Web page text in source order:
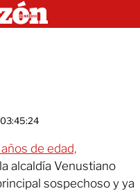
de edad,
alcaldía Venustiano
sospechoso y ya